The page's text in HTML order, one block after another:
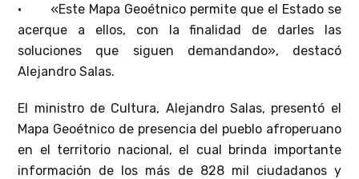
• «Este Mapa Geoétnico permite que el Estado se
acerque a ellos, con la finalidad de darles las
soluciones que siguen demandando», destacó
Alejandro Salas.
El ministro de Cultura, Alejandro Salas, presentó el
Mapa Geoétnico de presencia del pueblo afroperuano
en el territorio nacional, el cual brinda importante
información de los más de 828 mil ciudadanos y